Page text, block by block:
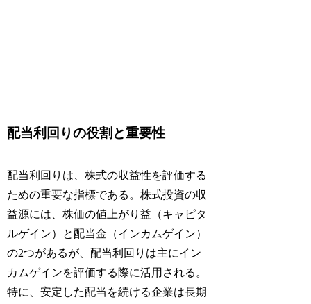
配当利回りの役割と重要性
配当利回りは、株式の収益性を評価する
ための重要な指標である。株式投資の収
益源には、株価の値上がり益（キャピタ
ルゲイン）と配当金（インカムゲイン）
の2つがあるが、配当利回りは主にイン
カムゲインを評価する際に活用される。
特に、安定した配当を続ける企業は長期